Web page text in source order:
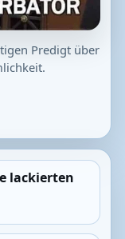
Predigt über
lackierten